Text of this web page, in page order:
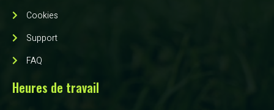
Cookies
Support
FAQ
Heures de travail